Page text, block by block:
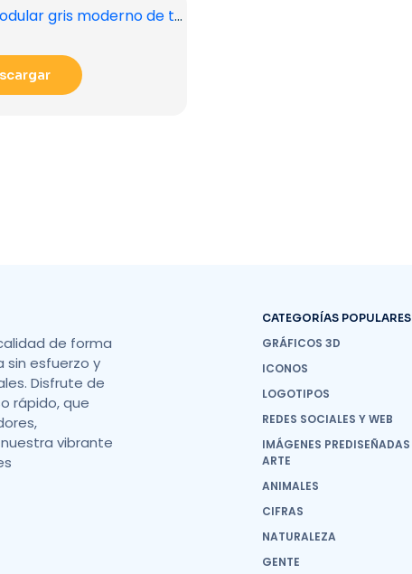
Sofá modular gris moderno de tres secciones (imagen PNG gratuita)
de forma
sin esfuerzo y
Disfrute de
rápido, que
vibrante
CATEGORÍAS POPULARES
GRÁFICOS 3D
ICONOS
LOGOTIPOS
REDES SOCIALES Y WEB
IMÁGENES PREDISEÑADAS
ARTE
ANIMALES
CIFRAS
NATURALEZA
GENTE